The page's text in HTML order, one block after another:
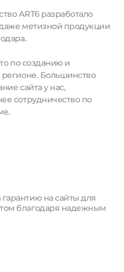
ART6 разработало
метизной продукции
по созданию и
Большинство
сайта у нас,
сотрудничество по
на сайты для
благодаря надежным